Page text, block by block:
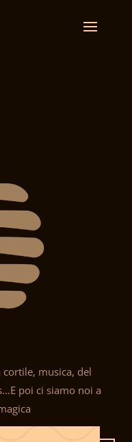
musica, del
poi ci siamo noi a